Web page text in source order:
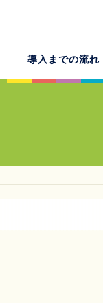
導入までの流れ